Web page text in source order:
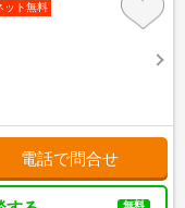
ット無料
電話で問合せ
無料